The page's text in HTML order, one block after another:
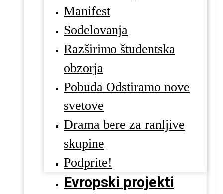
Manifest
Sodelovanja
Razširimo študentska
obzorja
Pobuda Odstiramo nove
svetove
Drama bere za ranljive
skupine
Podprite!
Evropski projekti